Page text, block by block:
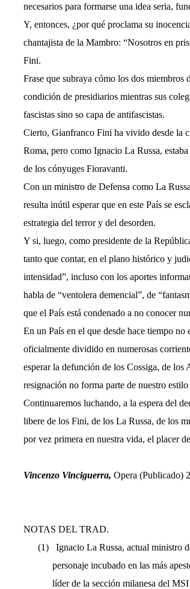
necesarios para formarse una idea seria,
Y, entonces, ¿por qué proclama su
chantajista de la Mambro: “Nosotros en
Fini.
Frase que subraya cómo los dos
condición de presidiarios mientras sus
fascistas sino so capa de antifascistas.
Cierto, Gianfranco Fini ha vivido desde la
Roma, pero como Ignacio La Russa,
de los cónyuges Fioravanti.
Con un ministro de Defensa como La
resulta inútil esperar que en este País se
estrategia del terror y del desorden.
Y si, luego, como presidente de la
tanto que contar, en el plano histórico y
intensidad”, incluso con los aportes
habla de “ventolera demencial”, de
que el País está condenado a no conocer
En un País en el que desde hace tiempo
oficialmente dividido en numerosas
esperar la defunción de los Cossiga, de los
resignación no forma parte de nuestro
Continuaremos luchando, a la espera del
libere de los Fini, de los La Russa, de los
por vez primera en nuestra vida, el placer
Vincenzo Vinciguerra, Opera (Publicado)
NOTAS DEL TRAD.
(1)
Ignacio La Russa, actual ministro
personaje incubado en las más
líder de la sección milanesa del